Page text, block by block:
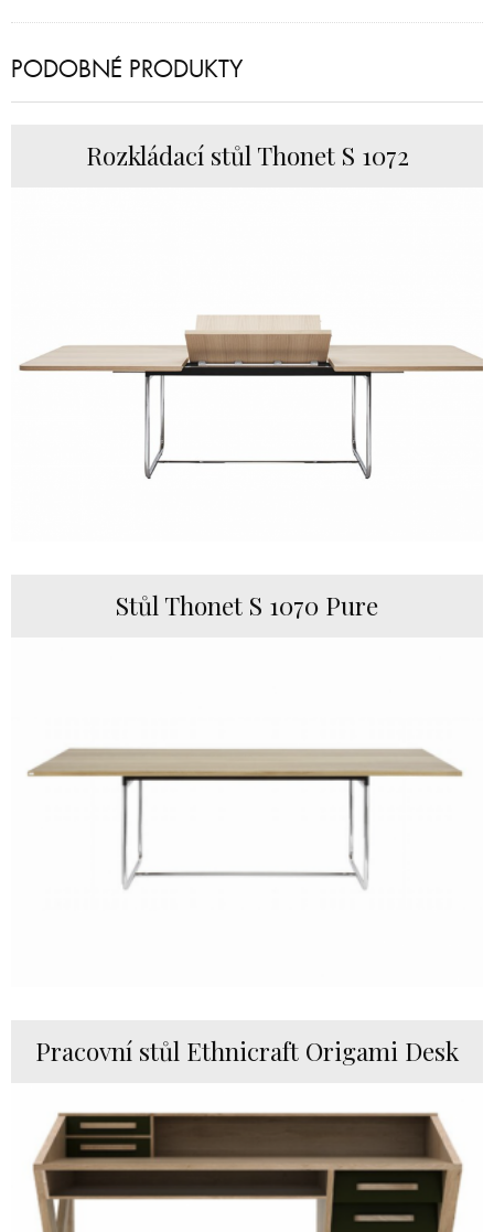
PODOBNÉ PRODUKTY
Rozkládací stůl Thonet S 1072
Stůl Thonet S 1070 Pure
Pracovní stůl Ethnicraft Origami Desk